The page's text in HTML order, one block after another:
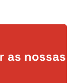
as nossas